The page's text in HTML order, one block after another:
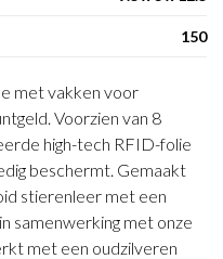
150
met vakken voor
Voorzien van 8
high-tech RFID-folie
beschermt. Gemaakt
stierenleer met een
samenwerking met onze
met een oudzilveren